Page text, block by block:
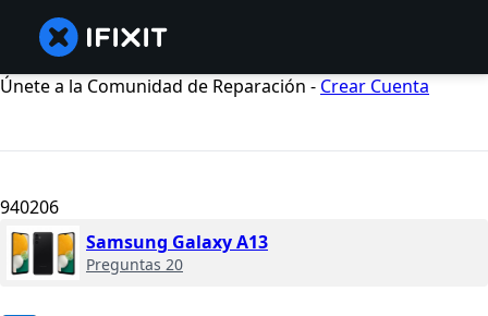
Únete a la Comunidad de Reparación - Crear Cuenta
940206
Samsung Galaxy A13
Preguntas 20